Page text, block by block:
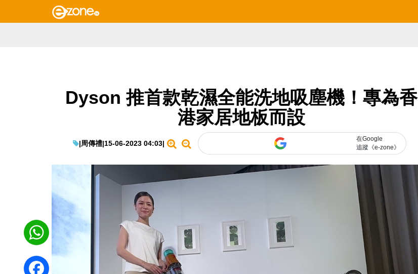
Dyson 推首款乾濕全能洗地吸塵機！專為香
港家居地板而設
|周傳禮|15-06-2023 04:03|
在Google
追蹤《e-zone》
WhatsApp